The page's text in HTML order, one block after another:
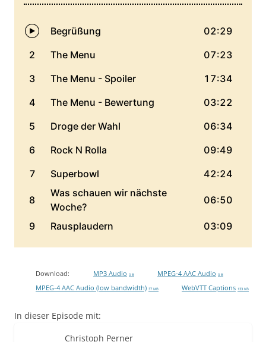
Download: MP3 Audio 0 B MPEG-4 AAC Audio 0 B
MPEG-4 AAC Audio (low bandwidth) 37 MB WebVTT Captions 133 KB
In dieser Episode mit:
Christoph Perner